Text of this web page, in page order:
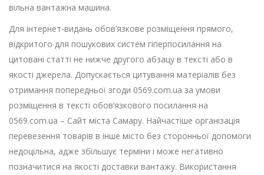
вільна вантажна машина.
Для інтернет-видань обов’язкове розміщення прямого,
відкритого для пошукових систем гіперпосилання на
цитовані статті не нижче другого абзацу в тексті або в
якості джерела. Допускається цитування матеріалів без
отримання попередньої згоди 0569.com.ua за умови
розміщення в тексті обов’язкового посилання на
0569.com.ua – Сайт міста Самару. Найчастіше організація
перевезення товарів в інше місто без сторонньої допомоги
недоцільна, адже збільшує терміни і може негативно
позначитися на якості доставки вантажу. Використання